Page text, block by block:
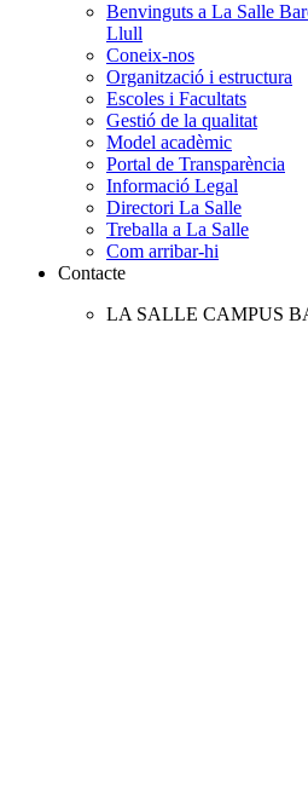
Benvinguts a La Salle
Llull
Coneix-nos
Organització i estructura
Escoles i Facultats
Gestió de la qualitat
Model acadèmic
Portal de Transparència
Informació Legal
Directori La Salle
Treballa a La Salle
Com arribar-hi
Contacte
LA SALLE CAMPUS